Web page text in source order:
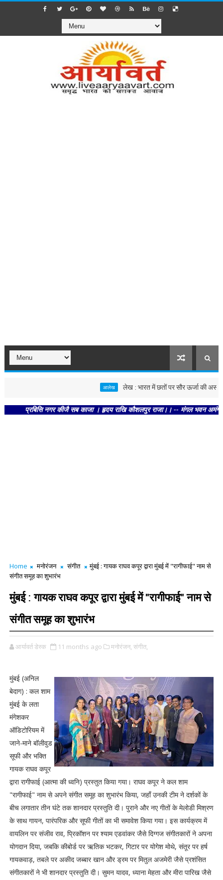
लेख : भारत में छतों पर सौर ऊर्जा की असली
प्रबिसि नगर कीजै सब काजा । हृदय राखि कौशलपुर राजा।। -- मंगल भवन अमंगल
Home मनोरंजन संगीत
मुंबई : गायक राघव कपूर द्वारा मुंबई में "रागीफाई" नाम से
संगीत समूह का शुभारंभ
मुंबई : गायक राघव कपूर द्वारा मुंबई में "रागीफाई" नाम से
संगीत समूह का शुभारंभ
आर्यावर्त डेस्क 11 months ago मनोरंजन, संगीत,
मुंबई (अनिल
बेदाग) : कल शाम
मुंबई के लता
मंगेशकर
ऑडिटोरियम में
जाने-माने बॉलीवुड
सूफी और भक्ति
गायक राघव कपूर
द्वारा रागीफाई (आत्मा की ध्वनि) प्रस्तुत किया गया। राघव कपूर ने कल शाम
"रागीफाई" नाम से अपने संगीत समूह का शुभारंभ किया, जहाँ उनकी टीम ने दर्शकों के
बीच लगातार तीन घंटे तक शानदार प्रस्तुति दी। पुराने और नए गीतों के मेलोडी मिश्रण
के साथ गायन, पारंपरिक और सूफी गीतों का भी समावेश किया गया। इस कार्यक्रम में
वायलिन पर संजीव राव, प्रिकॉशन पर श्याम एडवांकर जैसे दिग्गज संगीतकारों ने अपना
योगदान दिया, जबकि कीबोर्ड पर ऋतिक भटकर, गिटार पर योगेश मोथे, संतूर पर हर्ष
गायकवाड़, तबले पर अकीद जब्बार खान और ड्रम पर मितुल अजमेरी जैसे प्रशंसित
संगीतकारों ने भी शानदार प्रस्तुति दी। सुमन यादव, ध्याना मेहता और मीरा पारिख जैसे